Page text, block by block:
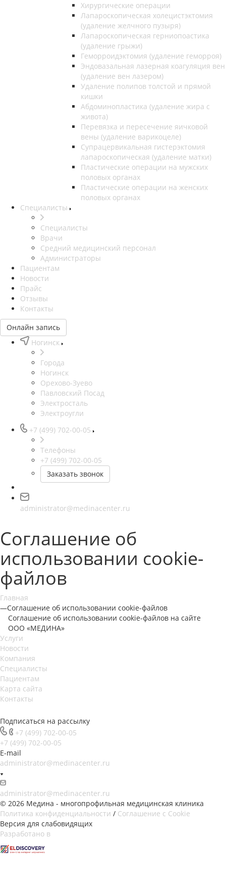
Хирургические операции
Лапароскопическая холецистэктомия
(удаление желчного пузыря)
Лапароскопическая герниопоастика
(удаление грыжи)
Геморроидэктомия (удаление геморроя)
Эндовазальная лазерная коагуляция вен
(удаление вен лазером)
Удаление полипов толстой и прямой
кишки
Абдоминопластика (удаление жира с
живота)
Перевязка и пересечение яичковой
вены (удаление варикоцеле)
Супрацервикальная гистерэктомия
лапароскопическая (удаление матки)
Пластические операции на мужских
половых органах
Пластические операции на женских
половых органах
Специалисты
Специалисты
Врачи
Средний медицинский персонал
Администраторы
Пациентам
Новости
Прайс
Отзывы
Контакты
Онлайн запись
Ногинск
Города
Ногинск
Орехово-Зуево
Павловский Посад
Электросталь
Электроугли
+7 (499) 702-00-05
Телефоны
+7 (499) 702-00-05
Заказать звонок
administrator@medinacenter.ru
Соглашение об
использовании cookie-
файлов
Главная
—Соглашение об использовании cookie-файлов
Соглашение об использовании cookie-файлов на сайте
ООО «МЕДИНА»
Услуги
Новости
Компания
Специалисты
Пациентам
Карта сайта
Контакты
Подписаться на рассылку
+7 (499) 702-00-05
+7 (499) 702-00-05
E-mail
administrator@medinacenter.ru
administrator@medinacenter.ru
© 2026 Медина - многопрофильная медицинская клиника
Политика конфиденциальности / Соглашение с Cookie
Версия для слабовидящих
Разработано в